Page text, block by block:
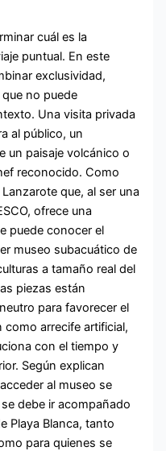
cuál es la
puntual. En este
exclusividad,
no puede
Una visita privada
al público, un
un paisaje volcánico o
reconocido. Como
que, al ser una
ofrece una
puede conocer el
museo subacuático de
a tamaño real del
piezas están
para favorecer el
arrecife artificial,
con el tiempo y
Según explican
al museo se
debe ir acompañado
Playa Blanca, tanto
para quienes se